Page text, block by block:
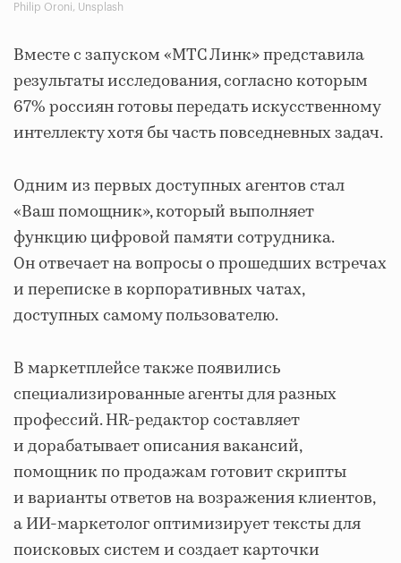
Philip Oroni, Unsplash
Вместе с запуском «МТС Линк» представила
результаты исследования, согласно которым
67% россиян готовы передать искусственному
интеллекту хотя бы часть повседневных задач.
Одним из первых доступных агентов стал
«Ваш помощник», который выполняет
функцию цифровой памяти сотрудника.
Он отвечает на вопросы о прошедших встречах
и переписке в корпоративных чатах,
доступных самому пользователю.
В маркетплейсе также появились
специализированные агенты для разных
профессий. HR-редактор составляет
и дорабатывает описания вакансий,
помощник по продажам готовит скрипты
и варианты ответов на возражения клиентов,
а ИИ-маркетолог оптимизирует тексты для
поисковых систем и создает карточки